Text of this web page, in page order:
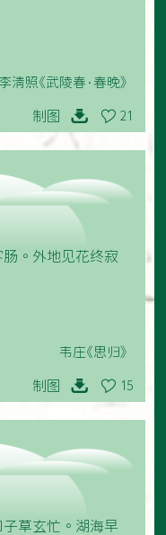
李清照《武陵春·春晚》
制图 21
。外地见花终寂
韦庄《思归》
制图 15
草玄忙。湖海早